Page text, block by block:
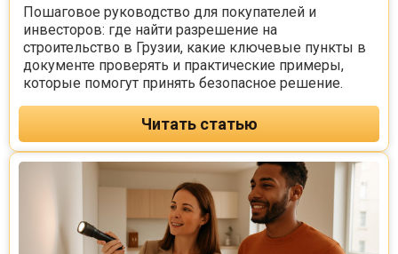
Пошаговое руководство для покупателей и
инвесторов: где найти разрешение на
строительство в Грузии, какие ключевые пункты в
документе проверять и практические примеры,
которые помогут принять безопасное решение.
Читать статью